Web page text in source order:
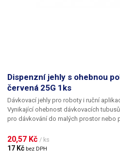
Dispenzní jehly s ohebnou
červená 25G 1ks
Dávkovací jehly pro roboty i ruční
Vynikající ohebnost dávkovacích
pro dávkování do malých prostor nebo
popřípadě hrozí poškození obrobku
jehly.
20,57 Kč / ks
17 Kč bez DPH